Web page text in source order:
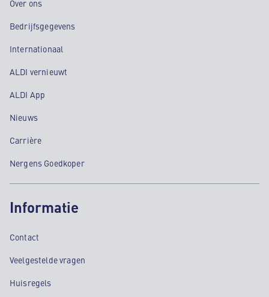
Over ons
Bedrijfsgegevens
Internationaal
ALDI vernieuwt
ALDI App
Nieuws
Carrière
Nergens Goedkoper
Informatie
Contact
Veelgestelde vragen
Huisregels